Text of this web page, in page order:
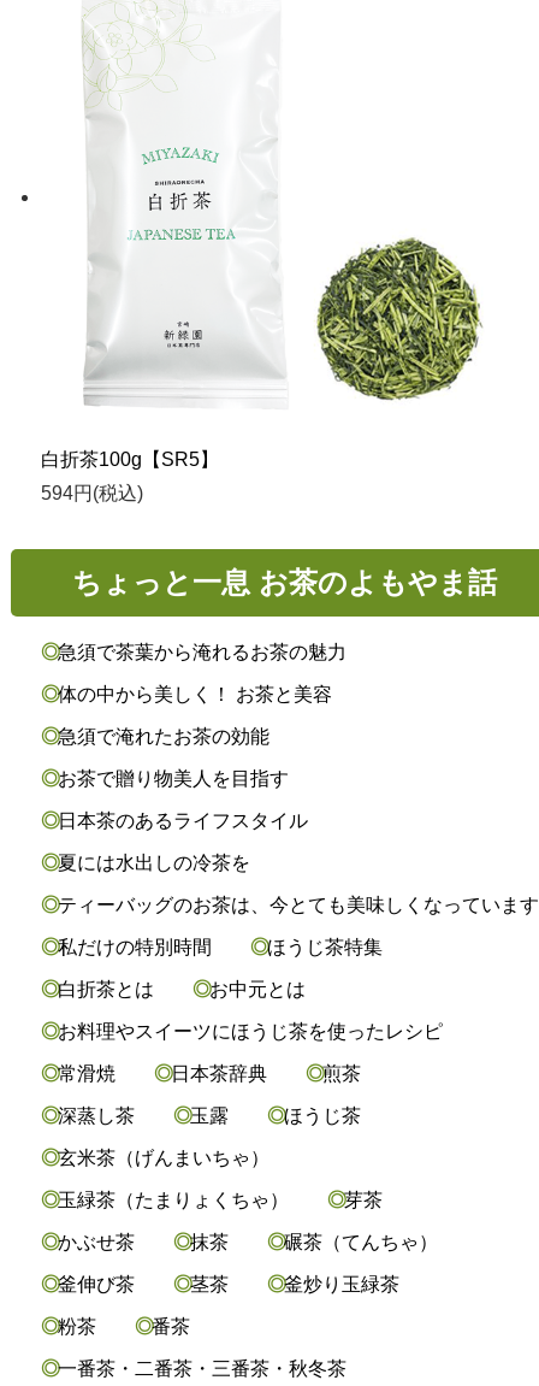
白折茶100g【SR5】
594円(税込)
ちょっと一息 お茶のよもやま話
急須で茶葉から淹れるお茶の魅力
体の中から美しく！ お茶と美容
急須で淹れたお茶の効能
お茶で贈り物美人を目指す
日本茶のあるライフスタイル
夏には水出しの冷茶を
ティーバッグのお茶は、今とても美味しくなっています
私だけの特別時間 ほうじ茶特集
白折茶とは お中元とは
お料理やスイーツにほうじ茶を使ったレシピ
常滑焼 日本茶辞典 煎茶
深蒸し茶 玉露 ほうじ茶
玄米茶（げんまいちゃ）
玉緑茶（たまりょくちゃ） 芽茶
かぶせ茶 抹茶 碾茶（てんちゃ）
釜伸び茶 茎茶 釜炒り玉緑茶
粉茶 番茶
一番茶・二番茶・三番茶・秋冬茶